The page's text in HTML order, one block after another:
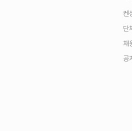
켄
단
채
공